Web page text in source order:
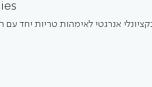
אנרגטי לאימהות טריות יחד עם